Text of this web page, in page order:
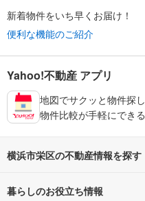
新着物件をいち早くお届け！
便利な機能のご紹介
Yahoo!不動産 アプリ
地図でサクッと物件探し
物件比較が手軽にできる
横浜市栄区の不動産情報を探す
不動産・住宅
暮らしのお役立ち情報